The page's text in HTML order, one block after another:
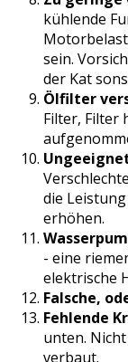
kühlende
sein.
der Kat
Ölfilter
Filter, Filter
die
erhöhen.
- eine
elektrische
Falsche,
Fehlende
unten.
verbaut.